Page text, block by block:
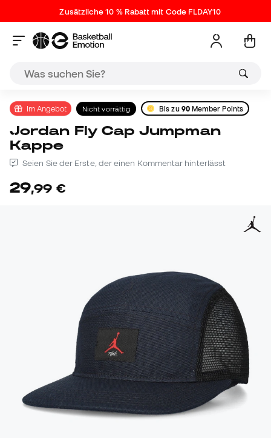
Zusätzliche 10 % Rabatt mit Code FLDAY10
Im Angebot Nicht vorrättig Bis zu 90Member Points
Jordan Fly Cap Jumpman
Kappe
Seien Sie der Erste, der einen Kommentar hinterlässt
29,99 €